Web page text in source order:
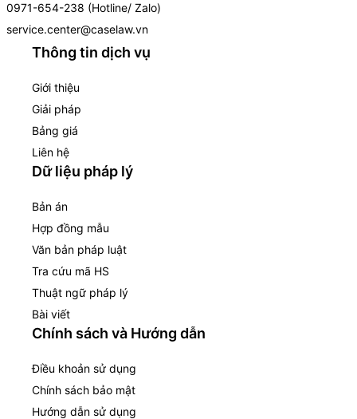
0971-654-238 (Hotline/ Zalo)
service.center@caselaw.vn
Thông tin dịch vụ
Giới thiệu
Giải pháp
Bảng giá
Liên hệ
Dữ liệu pháp lý
Bản án
Hợp đồng mẫu
Văn bản pháp luật
Tra cứu mã HS
Thuật ngữ pháp lý
Bài viết
Chính sách và Hướng dẫn
Điều khoản sử dụng
Chính sách bảo mật
Hướng dẫn sử dụng